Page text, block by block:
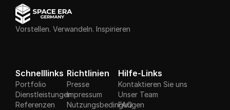
Vorstellen. Verwandeln. Inspirieren
Schnelllinks
Portfolio
Dienstleistungen
Referenzen
Richtlinien
Presse
Impressum
Nutzungsbedingungen
Hilfe-Links
Kontaktieren Sie uns
Unser Team
FAQ